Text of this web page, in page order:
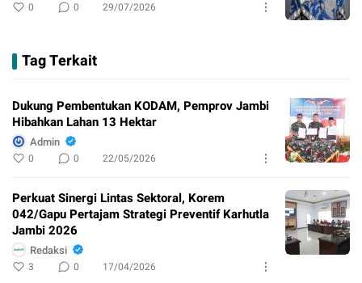
0 0 29/07/2026
Tag Terkait
Dukung Pembentukan KODAM, Pemprov Jambi
Hibahkan Lahan 13 Hektar
Admin
0 0 22/05/2026
Perkuat Sinergi Lintas Sektoral, Korem
042/Gapu Pertajam Strategi Preventif Karhutla
Jambi 2026
Redaksi
3 0 17/04/2026